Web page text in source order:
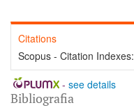
Citations
Scopus - Citation Indexes:
- see details
Bibliografia